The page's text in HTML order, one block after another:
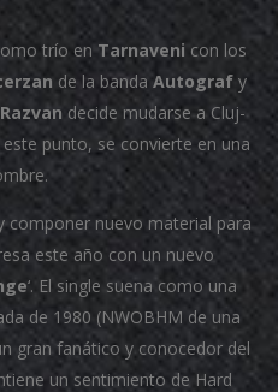
trío en Tarnaveni con los
de la banda Autograf y
Razvan decide mudarse a Cluj-
este punto, se convierte en una
componer nuevo material para
este año con un nuevo
‘. El single suena como una
de 1980 (NWOBHM de una
gran fanático y conocedor del
un sentimiento de Hard